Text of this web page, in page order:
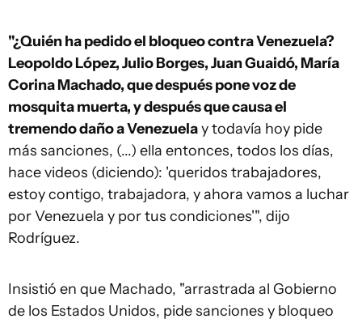
"¿Quién ha pedido el bloqueo contra Venezuela?
Leopoldo López, Julio Borges, Juan Guaidó, María
Corina Machado, que después pone voz de
mosquita muerta, y después que causa el
tremendo daño a Venezuelay todavía hoy pide
más sanciones, (...) ella entonces, todos los días,
hace videos (diciendo): 'queridos trabajadores,
estoy contigo, trabajadora, y ahora vamos a luchar
por Venezuela y por tus condiciones'", dijo
Rodríguez.
Insistió en que Machado, "arrastrada al Gobierno
de los Estados Unidos, pide sanciones y bloqueo